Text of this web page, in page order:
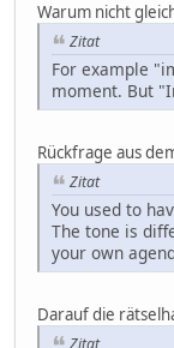
Warum nicht
Zitat
For example
moment. But
Rückfrage aus
Zitat
You used to
The tone is
your own
Darauf die
Zitat